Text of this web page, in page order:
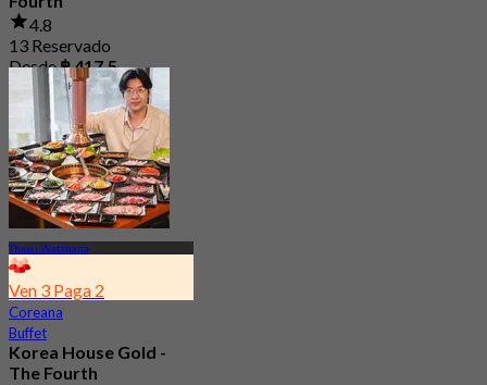
4.8
13 Reservado
Desde฿ 417.5
Thawi Watthana
Ven 3 Paga 2
Coreana
Buffet
Korea House Gold -
The Fourth